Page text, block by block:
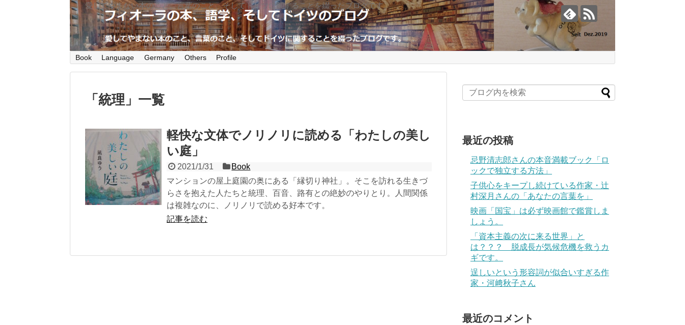
愛してやまない本のこと、言葉のこと、そしてドイツに関することを綴ったブログです。
Book Language Germany Others Profile
「 統理 」 一覧
軽快な文体でノリノリに読める「わたしの美し
い庭」
2021/1/31
Book
マンションの屋上庭園の奥にある「縁切り神社」。そこを訪れる生きづ
らさを抱えた人たちと統理、百音、路有との絶妙のやりとり。人間関係
は複雑なのに、ノリノリで読める好本です。
記事を読む
最近の投稿
忌野清志郎さんの本音満載ブック「ロ
ックで独立する方法」
子供心をキープし続けている作家・辻
村深月さんの「あなたの言葉を」
映画「国宝」は必ず映画館で鑑賞しま
しょう。
「資本主義の次に来る世界」と
は？？？ 脱成長が気候危機を救うカ
ギです。
逞しいという形容詞が似合いすぎる作
家・河﨑秋子さん
最近のコメント